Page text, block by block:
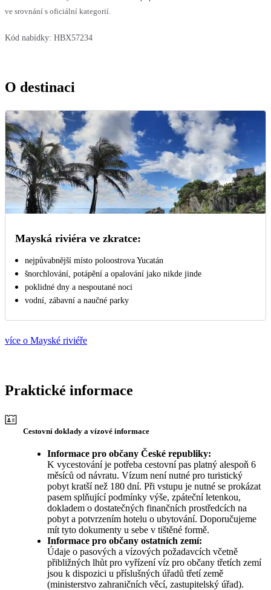
ve srovnání s oficiální kategorií.
Kód nabídky: HBX57234
O destinaci
Mayská riviéra ve zkratce:
nejpůvabnější místo poloostrova Yucatán
šnorchlování, potápění a opalování jako nikde jinde
poklidné dny a nespoutané noci
vodní, zábavní a naučné parky
více o Mayské riviéře
Praktické informace
Cestovní doklady a vízové informace
Informace pro občany České republiky:
K vycestování je potřeba cestovní pas platný alespoň 6
měsíců od návratu. Vízum není nutné pro turistický
pobyt kratší než 180 dní. Při vstupu je nutné se prokázat
pasem splňující podmínky výše, zpáteční letenkou,
dokladem o dostatečných finančních prostředcích na
pobyt a potvrzením hotelu o ubytování. Doporučujeme
mít tyto dokumenty u sebe v tištěné formě.
Informace pro občany ostatních zemí:
Údaje o pasových a vízových požadavcích včetně
přibližných lhůt pro vyřízení víz pro občany třetích zemí
jsou k dispozici u příslušných úřadů třetí země
(ministerstvo zahraničních věcí, zastupitelský úřad).